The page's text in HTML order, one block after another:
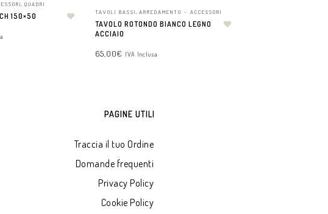
, QUADRI
150×50 TAVOLI BASSI, ARREDAMENTO - ACCESSORI
TAVOLO ROTONDO BIANCO LEGNO
ACCIAIO
65,00€ IVA Inclusa
PAGINE UTILI
Traccia il tuo Ordine
Domande frequenti
Privacy Policy
Cookie Policy